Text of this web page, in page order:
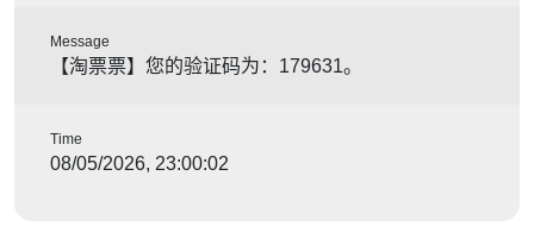
Message
【淘票票】您的验证码为：179631。
Time
08/05/2026, 23:00:02